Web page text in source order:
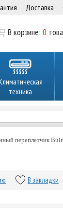
Доставка
В корзине:0
техника
переплетчик
В закладки